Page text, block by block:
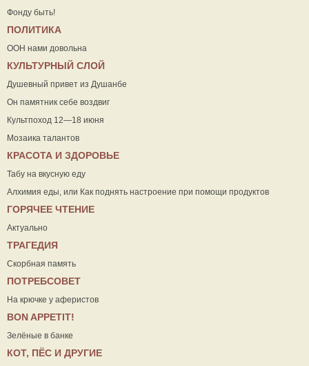
Фонду быть!
ПОЛИТИКА
ООН нами довольна
КУЛЬТУРНЫЙ СЛОЙ
Душевный привет из Душанбе
Он памятник себе воздвиг
Культпоход 12—18 июня
Мозаика талантов
КРАСОТА И ЗДОРОВЬЕ
Табу на вкусную еду
Алхимия еды, или Как поднять настроение при помощи продуктов
ГОРЯЧЕЕ ЧТЕНИЕ
Актуально
ТРАГЕДИЯ
Скорбная память
ПОТРЕБСОВЕТ
На крючке у аферистов
ВON APPETIT!
Зелёные в банке
КОТ, ПЁС И ДРУГИЕ